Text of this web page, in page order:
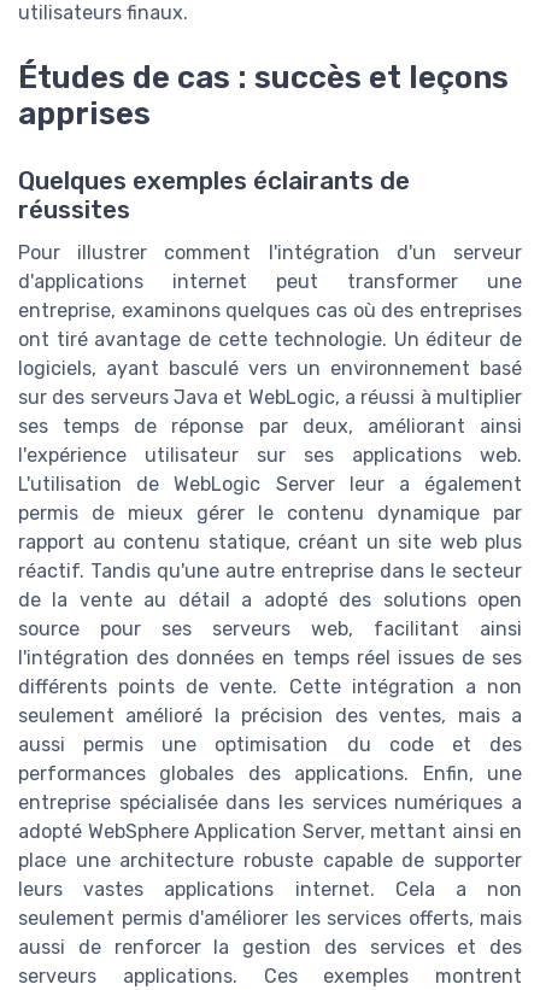
utilisateurs finaux.
Études de cas : succès et leçons
apprises
Quelques exemples éclairants de
réussites
Pour illustrer comment l'intégration d'un serveur
d'applications internet peut transformer une
entreprise, examinons quelques cas où des entreprises
ont tiré avantage de cette technologie. Un éditeur de
logiciels, ayant basculé vers un environnement basé
sur des serveurs Java et WebLogic, a réussi à multiplier
ses temps de réponse par deux, améliorant ainsi
l'expérience utilisateur sur ses applications web.
L'utilisation de WebLogic Server leur a également
permis de mieux gérer le contenu dynamique par
rapport au contenu statique, créant un site web plus
réactif. Tandis qu'une autre entreprise dans le secteur
de la vente au détail a adopté des solutions open
source pour ses serveurs web, facilitant ainsi
l'intégration des données en temps réel issues de ses
différents points de vente. Cette intégration a non
seulement amélioré la précision des ventes, mais a
aussi permis une optimisation du code et des
performances globales des applications. Enfin, une
entreprise spécialisée dans les services numériques a
adopté WebSphere Application Server, mettant ainsi en
place une architecture robuste capable de supporter
leurs vastes applications internet. Cela a non
seulement permis d'améliorer les services offerts, mais
aussi de renforcer la gestion des services et des
serveurs applications. Ces exemples montrent